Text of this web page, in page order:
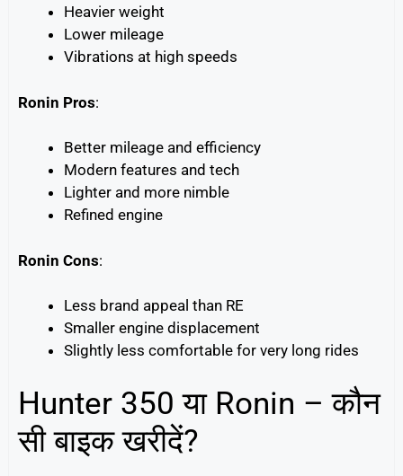
Heavier weight
Lower mileage
Vibrations at high speeds
Ronin Pros:
Better mileage and efficiency
Modern features and tech
Lighter and more nimble
Refined engine
Ronin Cons:
Less brand appeal than RE
Smaller engine displacement
Slightly less comfortable for very long rides
Hunter 350 या Ronin – कौन
सी बाइक खरीदें?